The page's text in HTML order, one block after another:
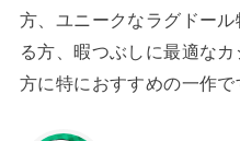
方、ユニークなラグドー
る方、暇つぶしに最適な
方に特におすすめの一作で